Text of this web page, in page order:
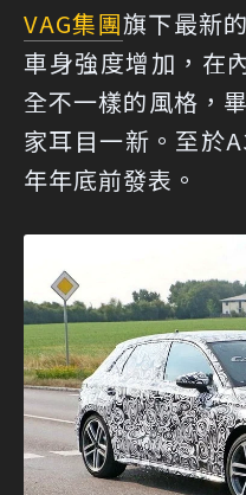
VAG集團旗下最新
車身強度增加，在
全不一樣的風格，
家耳目一新。至於
年年底前發表。